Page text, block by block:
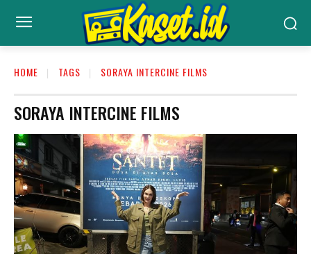
HOME TAGS SORAYA INTERCINE FILMS
SORAYA INTERCINE FILMS